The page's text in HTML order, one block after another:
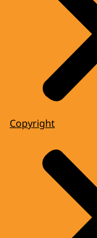
Copyright